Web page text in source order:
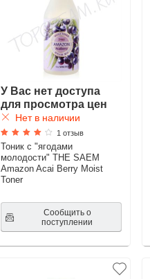
У Вас нет доступа
для просмотра цен
Нет в наличии
1 отзыв
Тоник с "ягодами
молодости" THE SAEM
Amazon Acai Berry Moist
Toner
Сообщить о
поступлении